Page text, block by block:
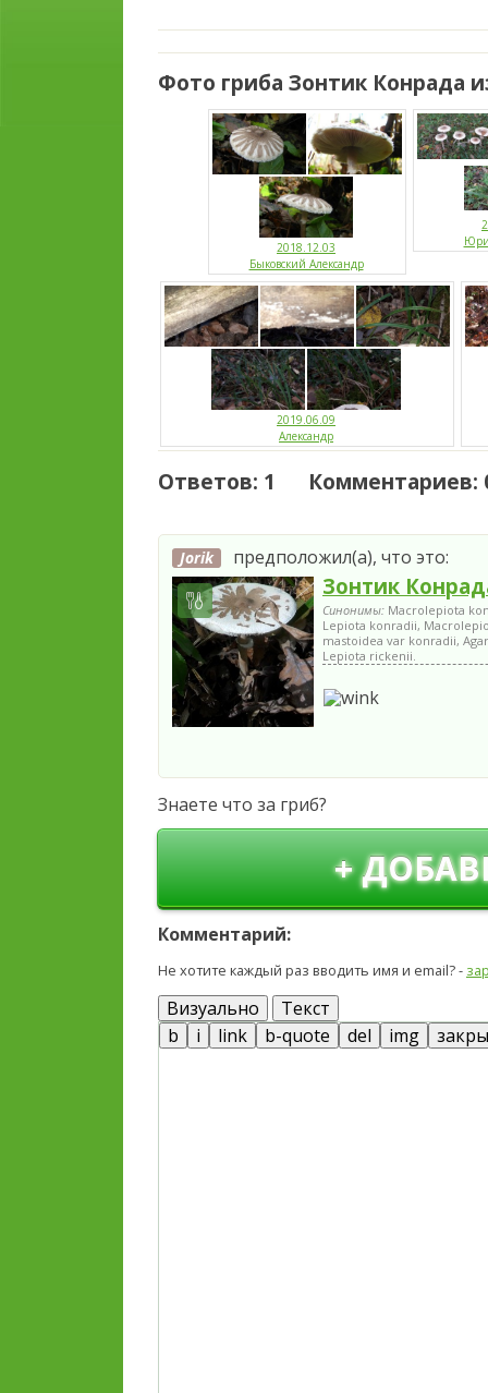
Фото гриба Зонтик Конрада
2018.12.03
Быковский Александр
2019.06.09
Александр
Ответов: 1 Комментариев:
Jorik предположил(а), что это:
Зонтик
Синонимы: Macrolepiota
Lepiota konradii,
mastoidea var konradii,
Lepiota rickenii.
Знаете что за гриб?
+
Комментарий:
Не хотите каждый раз вводить имя и email? -
Визуально Текст